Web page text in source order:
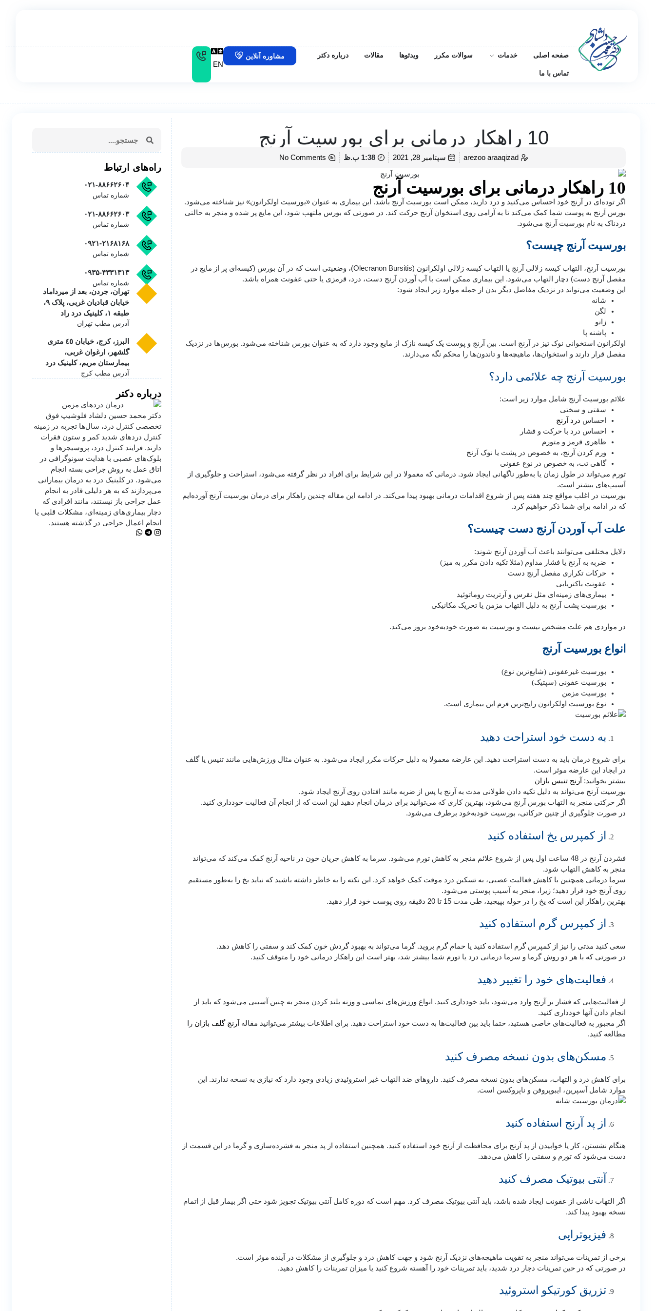
صفحه اصلی خدمات سوالات مکرر ویدئوها مقالات درباره دکتر
تماس با ما
مشاوره آنلاین
EN
10 راهکار درمانی برای بورسیت آرنج
arezoo araaqizad سپتامبر 28, 2021 1:38 ب.ظ No Comments
10 راهکار درمانی برای بورسیت آرنج
اگر توده‌ای در آرنج خود احساس می‌کنید و درد دارید، ممکن است بورسیت آرنج باشد. این بیماری به عنوان «بورسیت اولکرانون» نیز شناخته می‌شود.
بورس آرنج به پوست شما کمک می‌کند تا به آرامی روی استخوان آرنج حرکت کند. در صورتی که بورس ملتهب شود، این مایع پر شده و منجر به حالتی
دردناک به نام بورسیت آرنج می‌شود.
بورسیت آرنج چیست؟
بورسیت آرنج، التهاب کیسه زلالی آرنج یا التهاب کیسه زلالی اولکرانون (Olecranon Bursitis)، وضعیتی است که در آن بورس (کیسه‌ای پر از مایع در
مفصل آرنج دست) دچار التهاب می‌شود. این بیماری ممکن است با آب آوردن آرنج دست، درد، قرمزی یا حتی عفونت همراه باشد.
این وضعیت می‌تواند در نزدیک مفاصل دیگر بدن از جمله موارد زیر ایجاد شود:
شانه
لگن
زانو
پاشنه پا
اولکرانون استخوانی نوک تیز در آرنج است. بین آرنج و پوست یک کیسه نازک از مایع وجود دارد که به عنوان بورس شناخته می‌شود. بورس‌ها در نزدیک
مفصل قرار دارند و استخوان‌ها، ماهیچه‌ها و تاندون‌ها را محکم نگه می‌دارند.
بورسیت آرنج چه علائمی دارد؟
علائم بورسیت آرنج شامل موارد زیر است:
سفتی و سختی
احساس درد آرنج
احساس درد با حرکت و فشار
ظاهری قرمز و متورم
ورم کردن آرنج، به‌ خصوص در پشت یا نوک آرنج
گاهی تب، به‌ خصوص در نوع عفونی
تورم می‌تواند در طول زمان یا به‌طور ناگهانی ایجاد شود. درمانی که معمولا در این شرایط برای افراد در نظر گرفته می‌شود، استراحت و جلوگیری از
آسیب‌های بیشتر است.
بورسیت در اغلب مواقع چند هفته پس از شروع اقدامات درمانی بهبود پیدا می‌کند. در ادامه این مقاله چندین راهکار برای درمان بورسیت آرنج آورده‌ایم
که در ادامه برای شما ذکر خواهیم کرد.
علت آب آوردن آرنج دست چیست؟
دلایل مختلفی می‌توانند باعث آب آوردن آرنج شوند:
ضربه به آرنج یا فشار مداوم (مثلا تکیه دادن مکرر به میز)
حرکات تکراری مفصل آرنج دست
عفونت باکتریایی
بیماری‌های زمینه‌ای مثل نقرس و آرتریت روماتوئید
بورسیت پشت آرنج به دلیل التهاب مزمن یا تحریک مکانیکی
در مواردی هم علت مشخص نیست و بورسیت به صورت خودبه‌خود بروز می‌کند.
انواع بورسیت آرنج
بورسیت غیرعفونی (شایع‌ترین نوع)
بورسیت عفونی (سپتیک)
بورسیت مزمن
نوع بورسیت اولکرانون رایج‌ترین فرم این بیماری است.
به دست خود استراحت دهید
برای شروع درمان باید به دست استراحت دهید. این عارضه معمولا به دلیل حرکات مکرر ایجاد می‌شود. به عنوان مثال ورزش‌هایی مانند تنیس یا گلف
در ایجاد این عارضه موثر است.
بیشتر بخوانید: آرنج تنیس بازان
بورسیت آرنج می‌تواند به دلیل تکیه دادن طولانی مدت به آرنج یا پس از ضربه مانند افتادن روی آرنج ایجاد شود.
اگر حرکتی منجر به التهاب بورس آرنج می‌شود، بهترین کاری که می‌توانید برای درمان انجام دهید این است که از انجام آن فعالیت خودداری کنید.
در صورت جلوگیری از چنین حرکاتی، بورسیت خودبه‌خود برطرف می‌شود.
از کمپرس یخ استفاده کنید
فشردن آرنج در 48 ساعت اول پس از شروع علائم منجر به کاهش تورم می‌شود. سرما به کاهش جریان خون در ناحیه آرنج کمک می‌کند که می‌تواند
منجر به کاهش التهاب شود.
سرما درمانی همچنین با کاهش فعالیت عصبی، به تسکین درد موقت کمک خواهد کرد. این نکته را به خاطر داشته باشید که نباید یخ را به‌طور مستقیم
روی آرنج خود قرار دهید؛ زیرا، منجر به آسیب پوستی می‌شود.
بهترین راهکار این است که یخ را در حوله بپیچید، طی مدت 15 تا 20 دقیقه روی پوست خود قرار دهید.
از کمپرس گرم استفاده کنید
سعی کنید مدتی را نیز از کمپرس گرم استفاده کنید یا حمام گرم بروید. گرما می‌تواند به بهبود گردش خون کمک کند و سفتی را کاهش دهد.
در صورتی که با هر دو روش گرما و سرما درمانی درد یا تورم شما بیشتر شد، بهتر است این راهکار درمانی خود را متوقف کنید.
فعالیت‌های خود را تغییر دهید
از فعالیت‌هایی که فشار بر آرنج وارد می‌شود، باید خودداری کنید. انواع ورزش‌های تماسی و وزنه بلند کردن منجر به چنین آسیبی می‌شود که باید از
انجام دادن آنها خودداری کنید.
اگر مجبور به فعالیت‌های خاصی هستید، حتما باید بین فعالیت‌ها به دست خود استراحت دهید. برای اطلاعات بیشتر می‌توانید مقاله آرنج گلف بازان را
مطالعه کنید.
مسکن‌های بدون نسخه مصرف کنید
برای کاهش درد و التهاب، مسکن‌های بدون نسخه مصرف کنید. داروهای ضد التهاب غیر استروئیدی زیادی وجود دارد که نیازی به نسخه ندارند. این
موارد شامل آسپرین، ایبوپروفن و ناپروکسن است.
از پد آرنج استفاده کنید
هنگام نشستن، کار یا خوابیدن از پد آرنج برای محافظت از آرنج خود استفاده کنید. همچنین استفاده از پد منجر به فشرده‌سازی و گرما در این قسمت از
دست می‌شود که تورم و سفتی را کاهش می‌دهد.
آنتی بیوتیک مصرف کنید
اگر التهاب ناشی از عفونت ایجاد شده باشد، باید آنتی بیوتیک مصرف کرد. مهم است که دوره کامل آنتی بیوتیک تجویز شود حتی اگر بیمار قبل از اتمام
نسخه بهبود پیدا کند.
فیزیوتراپی
برخی از تمرینات می‌تواند منجر به تقویت ماهیچه‌های نزدیک آرنج شود و جهت کاهش درد و جلوگیری از مشکلات در آینده موثر است.
در صورتی که در حین تمرینات دچار درد شدید، باید تمرینات خود را آهسته شروع کنید یا میزان تمرینات را کاهش دهید.
تزریق کورتیکو استروئید
راه‌های ارتباط
۰۲۱-۸۸۶۶۲۶۰۴
شماره تماس
۰۲۱-۸۸۶۶۲۶۰۳
شماره تماس
۰۹۲۱-۲۱۶۸۱۶۸
شماره تماس
۰۹۳۵-۴۳۳۱۳۱۳
شماره تماس
تهران، جردن، بعد از میرداماد
خیابان قبادیان غربی، پلاک ۹،
طبقه ۱، کلینیک درد راد
آدرس مطب تهران
البرز، کرج، خیابان ٤٥ متری
گلشهر، ارغوان غربی،
بیمارستان مریم، کلینیک درد
آدرس مطب کرج
درباره دکتر
دکتر محمد حسین دلشاد فلوشیپ فوق
تخصصی کنترل درد، سال‌ها تجربه در زمینه
کنترل دردهای شدید کمر و ستون فقرات
دارند. فرایند کنترل درد، پروسیجرها و
بلوک‌های عصبی با هدایت سونوگرافی در
اتاق عمل به روش جراحی بسته انجام
می‌شود. در کلینیک درد به درمان‌ بیمارانی
می‌پردازند که به هر دلیلی قادر به انجام
عمل جراحی باز نیستند، مانند افرادی که
دچار بیماری‌های زمینه‌ای، مشکلات قلبی یا
انجام اعمال جراحی در گذشته هستند.